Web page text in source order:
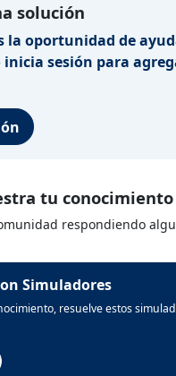
solución
la oportunidad de
inicia sesión para
tu conocimiento
respondiendo
Simuladores
resuelve estos